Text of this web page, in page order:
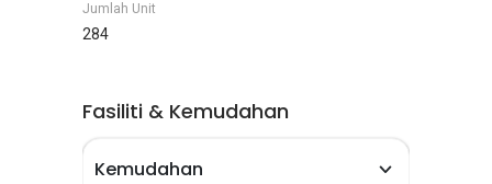
Jumlah Unit
284
Fasiliti & Kemudahan
Kemudahan